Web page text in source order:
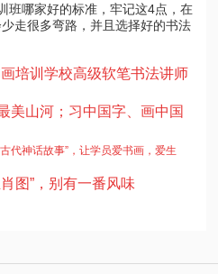
班哪家好的标准，牢记这4点，在
走很多弯路，并且选择好的书法
培训学校高级软笔书法讲师
美山河；习中国字、画中国
代神话故事”，让学员爱书画，爱生
图”，别有一番风味